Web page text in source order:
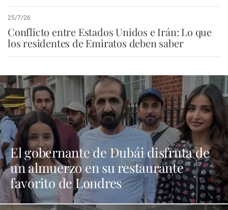
25/7/26
Conflicto entre Estados Unidos e Irán: Lo que
los residentes de Emiratos deben saber
El gobernante de Dubái disfruta de
un almuerzo en su restaurante
favorito de Londres